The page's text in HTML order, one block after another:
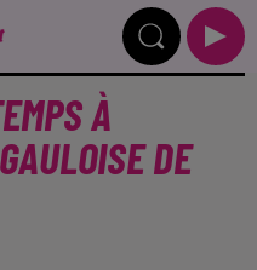
À
DE